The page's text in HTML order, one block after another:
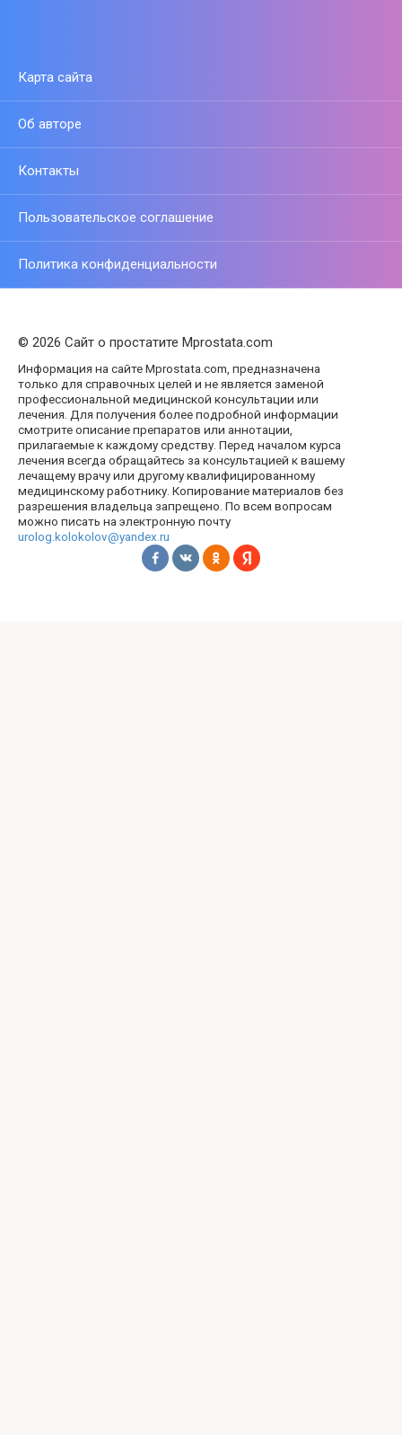
Карта сайта
Об авторе
Контакты
Пользовательское соглашение
Политика конфиденциальности
© 2026 Сайт о простатите Mprostata.com
Информация на сайте Mprostata.com, предназначена
только для справочных целей и не является заменой
профессиональной медицинской консультации или
лечения. Для получения более подробной информации
смотрите описание препаратов или аннотации,
прилагаемые к каждому средству. Перед началом курса
лечения всегда обращайтесь за консультацией к вашему
лечащему врачу или другому квалифицированному
медицинскому работнику. Копирование материалов без
разрешения владельца запрещено. По всем вопросам
можно писать на электронную почту
urolog.kolokolov@yandex.ru